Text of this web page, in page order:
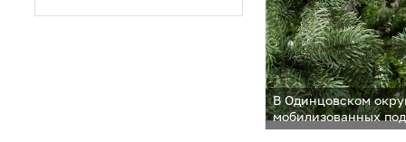
В Одинцовском
мобилизованных
новогодние елки